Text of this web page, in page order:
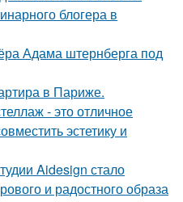
блогера в
Адама штернберга под
в Париже.
- это отличное
эстетику и
Aidesign стало
и радостного образа